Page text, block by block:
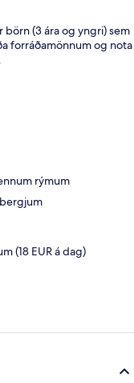
(3 ára og yngri) sem
forráðamönnum og nota
rýmum
(18 EUR á dag)